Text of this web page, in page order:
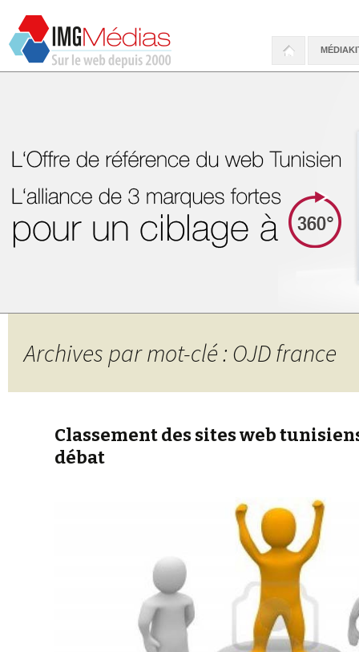
Archives par mot-clé : OJD france
Classement des sites web
débat